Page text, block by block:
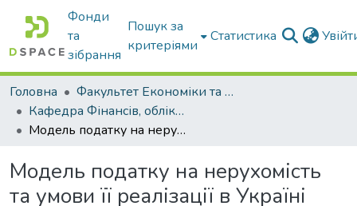
Фонди
та
зібрання
Пошук за
критеріями
Статистика
Головна
Факультет Економіки та бізнесу
Кафедра Фінансів, обліку і оподаткування
Модель податку на нерухомість та умови її реалізації в Україні
Модель податку на нерухомість
та умови її реалізації в Україні